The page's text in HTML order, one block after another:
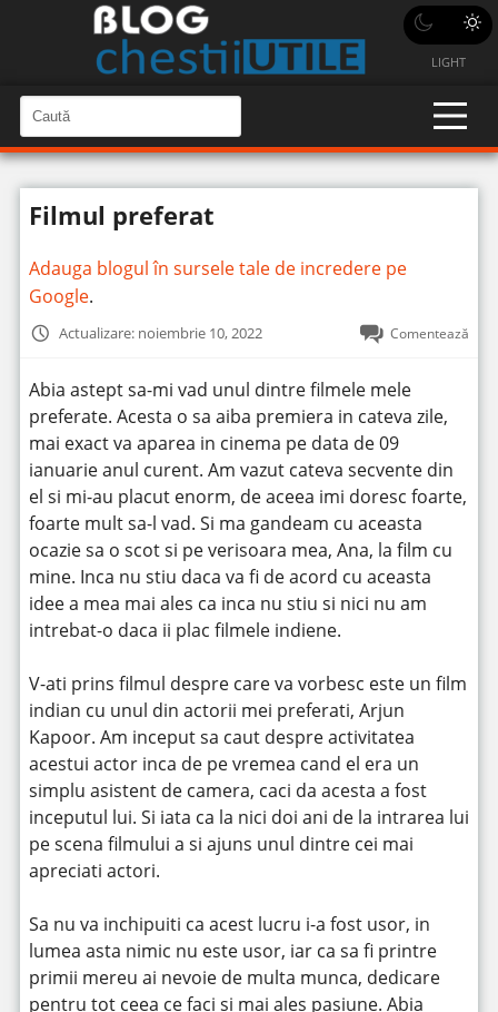
LIGHT
a
u
t
n
C
a
u
î
n
t
Filmul preferat
Adauga blogul în sursele tale de incredere pe
Google.
Actualizare: noiembrie 10, 2022 Comentează
Abia astept sa-mi vad unul dintre filmele mele
preferate. Acesta o sa aiba premiera in cateva zile,
mai exact va aparea in cinema pe data de 09
ianuarie anul curent. Am vazut cateva secvente din
el si mi-au placut enorm, de aceea imi doresc foarte,
foarte mult sa-l vad. Si ma gandeam cu aceasta
ocazie sa o scot si pe verisoara mea, Ana, la film cu
mine. Inca nu stiu daca va fi de acord cu aceasta
idee a mea mai ales ca inca nu stiu si nici nu am
intrebat-o daca ii plac filmele indiene.
V-ati prins filmul despre care va vorbesc este un film
indian cu unul din actorii mei preferati, Arjun
Kapoor. Am inceput sa caut despre activitatea
acestui actor inca de pe vremea cand el era un
simplu asistent de camera, caci da acesta a fost
inceputul lui. Si iata ca la nici doi ani de la intrarea lui
pe scena filmului a si ajuns unul dintre cei mai
apreciati actori.
Sa nu va inchipuiti ca acest lucru i-a fost usor, in
lumea asta nimic nu este usor, iar ca sa fi printre
primii mereu ai nevoie de multa munca, dedicare
pentru tot ceea ce faci si mai ales pasiune. Abia